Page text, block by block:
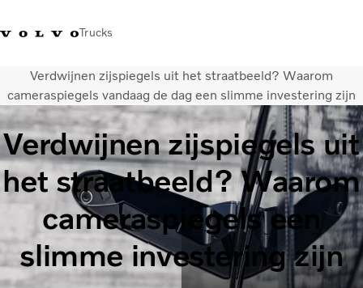
Trucks
ContactKennis vergrotenMerchandiseInloggenNederland
Transportoplossingen
CO2-reductie
Trucks
Truck Builder
Services
Dealer locator
Nieuws
Over ons
Verdwijnen zijspiegels uit het straatbeeld? Waarom
cameraspiegels vandaag de dag een slimme investering zijn
Verdwijnen zijspiegels uit
het straatbeeld? Waarom
cameraspiegels een
slimme investering zijn